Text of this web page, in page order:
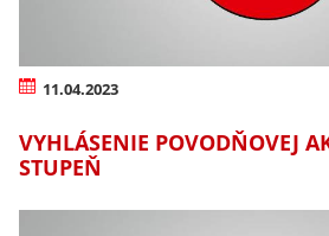
11.04.2023
VYHLÁSENIE POVODŇOVEJ
STUPEŇ